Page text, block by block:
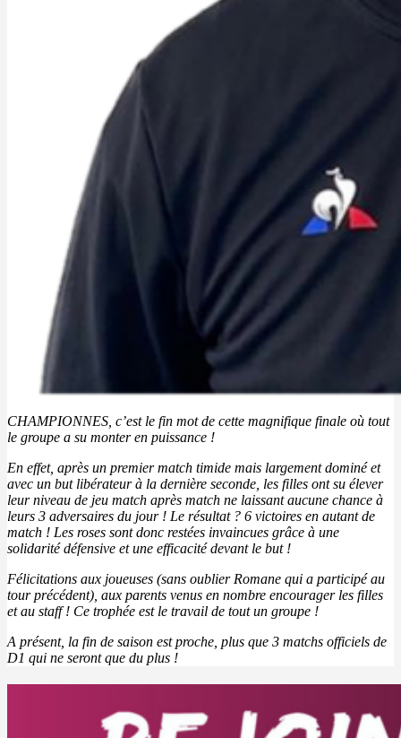
CHAMPIONNES, c’est le fin mot de cette magnifique finale où tout
le groupe a su monter en puissance !
En effet, après un premier match timide mais largement dominé et
avec un but libérateur à la dernière seconde, les filles ont su élever
leur niveau de jeu match après match ne laissant aucune chance à
leurs 3 adversaires du jour ! Le résultat ? 6 victoires en autant de
match ! Les roses sont donc restées invaincues grâce à une
solidarité défensive et une efficacité devant le but !
Félicitations aux joueuses (sans oublier Romane qui a participé au
tour précédent), aux parents venus en nombre encourager les filles
et au staff ! Ce trophée est le travail de tout un groupe !
A présent, la fin de saison est proche, plus que 3 matchs officiels de
D1 qui ne seront que du plus !